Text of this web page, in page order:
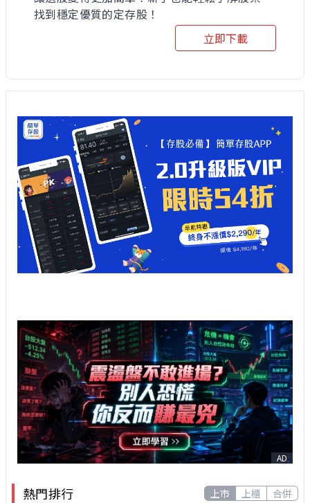
找到穩定優質的定存股！
立即下載
AD
熱門排行 上市 上櫃 合併